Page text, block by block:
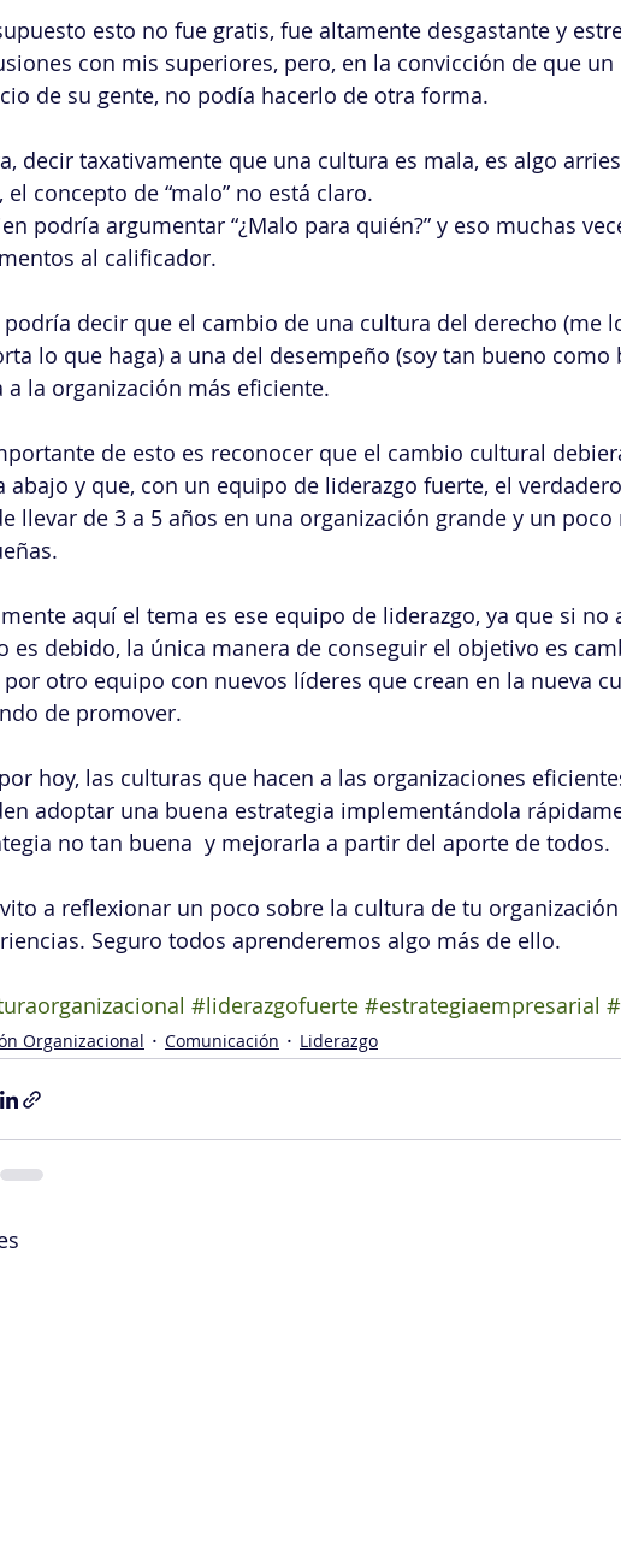
esto no fue gratis, fue altamente desgastante y
con mis superiores, pero, en la convicción de que
de su gente, no podía hacerlo de otra forma.
decir taxativamente que una cultura es mala, es algo
el concepto de “malo” no está claro.
podría argumentar “¿Malo para quién?” y eso muchas
al calificador.
podría decir que el cambio de una cultura del derecho (me
lo que haga) a una del desempeño (soy tan bueno
a la organización más eficiente.
de esto es reconocer que el cambio cultural
abajo y que, con un equipo de liderazgo fuerte, el
llevar de 3 a 5 años en una organización grande y un
aquí el tema es ese equipo de liderazgo, ya que si
es debido, la única manera de conseguir el objetivo es
otro equipo con nuevos líderes que crean en la nueva
de promover.
hoy, las culturas que hacen a las organizaciones
adoptar una buena estrategia implementándola
no tan buena  y mejorarla a partir del aporte de todos.
a reflexionar un poco sobre la cultura de tu
Seguro todos aprenderemos algo más de ello.
#liderazgofuerte #estrategiaempresarial
Organizacional Comunicación Liderazgo